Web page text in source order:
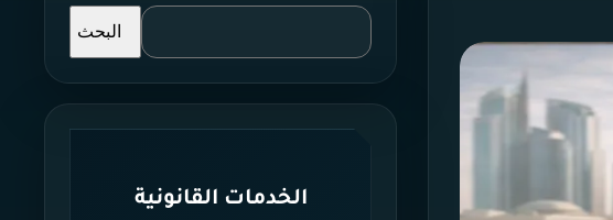
البحث
الخدمات القانونية